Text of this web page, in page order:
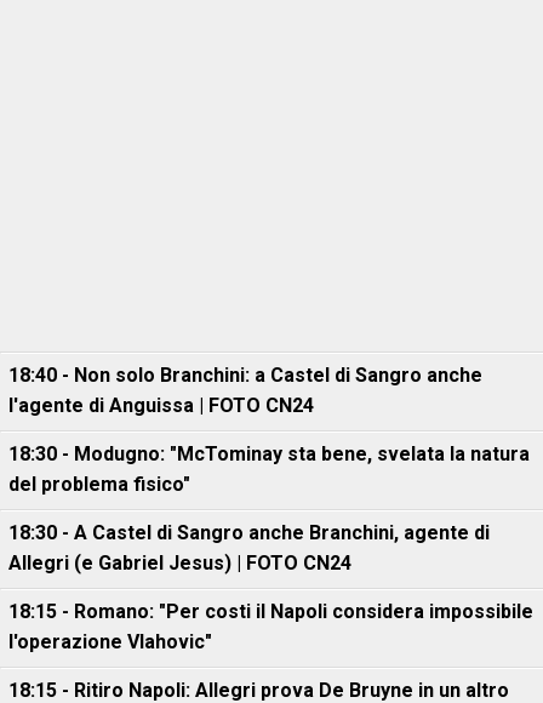
18:40 - Non solo Branchini: a Castel di Sangro anche
l'agente di Anguissa | FOTO CN24
18:30 - Modugno: "McTominay sta bene, svelata la natura
del problema fisico"
18:30 - A Castel di Sangro anche Branchini, agente di
Allegri (e Gabriel Jesus) | FOTO CN24
18:15 - Romano: "Per costi il Napoli considera impossibile
l'operazione Vlahovic"
18:15 - Ritiro Napoli: Allegri prova De Bruyne in un altro